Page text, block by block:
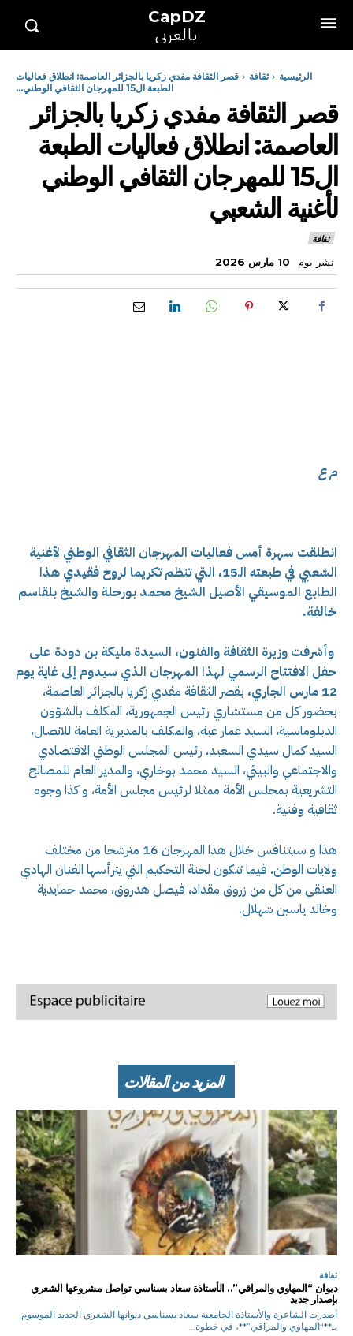
CapDZ
بالعربي
الرئيسية ثقافة
قصر الثقافة مفدي زكريا بالجزائر العاصمة: انطلاق فعاليات
الطبعة ال15 للمهرجان الثقافي الوطني...
قصر الثقافة مفدي زكريا بالجزائر
العاصمة: انطلاق فعاليات الطبعة
ال15 للمهرجان الثقافي الوطني
لأغنية الشعبي
ثقافة
نشر يوم 10 مارس 2026
م ع
انطلقت سهرة أمس فعاليات المهرجان الثقافي الوطني لأغنية
الشعبي في طبعته الـ15، التي تنظم تكريما لروح فقيدي هذا
الطابع الموسيقي الأصيل الشيخ محمد بورحلة والشيخ بلقاسم
خالفة.
وأشرفت وزيرة الثقافة والفنون، السيدة مليكة بن دودة على
حفل الافتتاح الرسمي لهذا المهرجان الذي سيدوم إلى غاية يوم
12 مارس الجاري،
بقصر الثقافة مفدي زكريا بالجزائر العاصمة،
بحضور كل من مستشاري رئيس الجمهورية، المكلف بالشؤون
الدبلوماسية، السيد عمار عبة، والمكلف بالمديرية العامة للاتصال،
السيد كمال سيدي السعيد، رئيس المجلس الوطني الاقتصادي
والاجتماعي والبيئي، السيد محمد بوخاري، والمدير العام للمصالح
التشريعية بمجلس الأمة ممثلا لرئيس مجلس الأمة، و كذا وجوه
ثقافية وفنية.
هذا و سيتنافس خلال هذا المهرجان 16 مترشحا من مختلف
ولايات الوطن، فيما تتكون لجنة التحكيم التي يترأسها الفنان الهادي
العنقى من كل من زروق مقداد، فيصل هدروق، محمد حمايدية
وخالد ياسين شهلال.
المزيد من المقالات
ثقافة
ديوان “المهاوي والمراقي”.. الأستاذة سعاد بسناسي تواصل مشروعها الشعري
بإصدار جديد
أصدرت الشاعرة والأستاذة الجامعية سعاد بسناسي ديوانها الشعري الجديد الموسوم
بـ**“المهاوي والمراقي”**، في خطوة...